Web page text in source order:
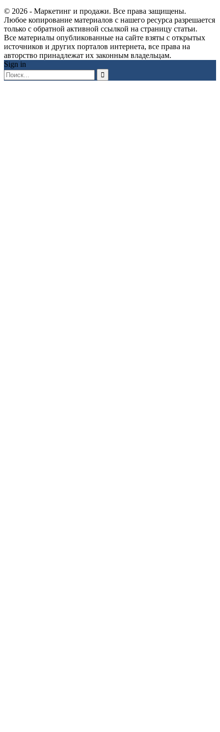
© 2026 - Маркетинг и продажи. Все права защищены.
Любое копирование материалов с нашего ресурса разрешается
только с обратной активной ссылкой на страницу статьи.
Все материалы опубликованные на сайте взяты с открытых
источников и других порталов интернета, все права на
авторство принадлежат их законным владельцам.
Sign in